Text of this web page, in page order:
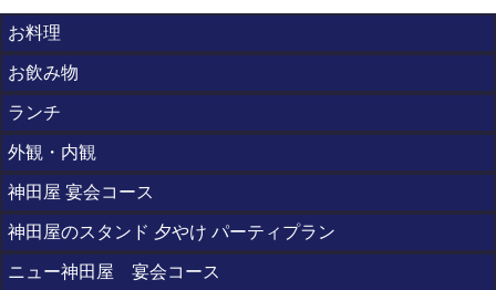
お料理
お飲み物
ランチ
外観・内観
神田屋 宴会コース
神田屋のスタンド 夕やけ パーティプラン
ニュー神田屋 宴会コース